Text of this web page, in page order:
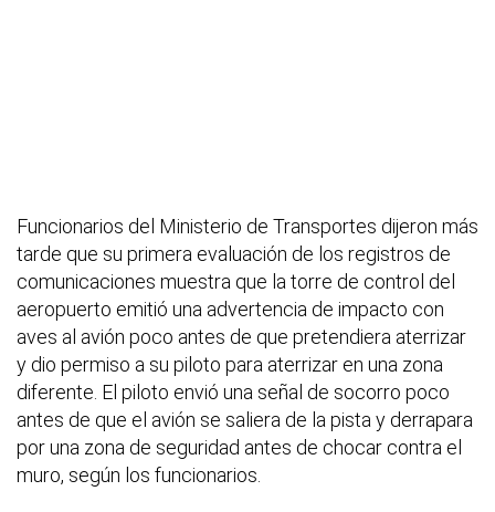
Funcionarios del Ministerio de Transportes dijeron más
tarde que su primera evaluación de los registros de
comunicaciones muestra que la torre de control del
aeropuerto emitió una advertencia de impacto con
aves al avión poco antes de que pretendiera aterrizar
y dio permiso a su piloto para aterrizar en una zona
diferente. El piloto envió una señal de socorro poco
antes de que el avión se saliera de la pista y derrapara
por una zona de seguridad antes de chocar contra el
muro, según los funcionarios.